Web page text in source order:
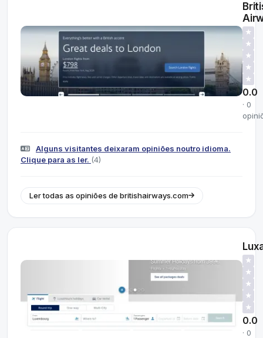
★
★
★
★
★
0.0
· 0
Alguns visitantes deixaram opiniões noutro idioma.
Clique para as ler. (4)
Ler todas as opiniões de britishairways.com
★
★
★
★
★
0.0
· 0